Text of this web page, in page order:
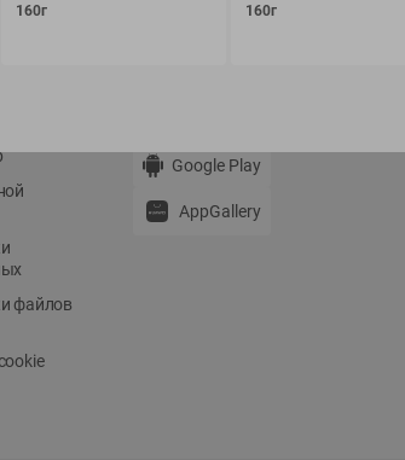
файлов
Google Play
AppGallery
160г 160г